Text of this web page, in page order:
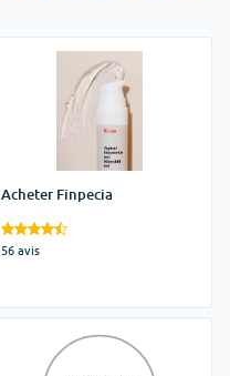
Acheter Finpecia
56 avis